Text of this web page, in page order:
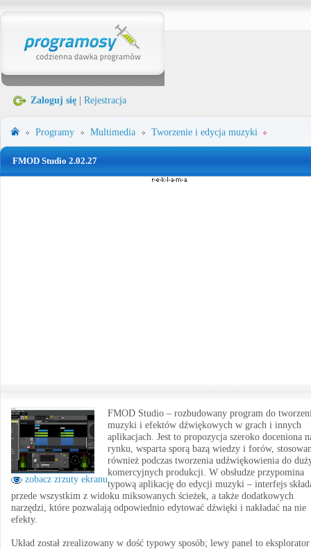
Zaloguj się Rejestracja
Programy Multimedia Tworzenie i edycja muzyki
FMOD Studio 2.02.27
zobacz zrzuty ekranu
FMOD Studio – rozbudowany program do
muzyki i efektów dźwiękowych w grach i innych
aplikacjach. Jest to propozycja szeroko doceniona
rynku, wsparta sporą bazą wiedzy i forów,
również podczas tworzenia udźwiękowienia do
komercyjnych produkcji. W obsłudze przypomina
typową aplikację do edycji muzyki – interfejs
przede wszystkim z widoku miksowanych ścieżek, a także dodatkowych
narzędzi, które pozwalają odpowiednio edytować dźwięki i nakładać na nie
efekty.
Układ został zrealizowany w dość typowy sposób; lewy panel to eksplorator